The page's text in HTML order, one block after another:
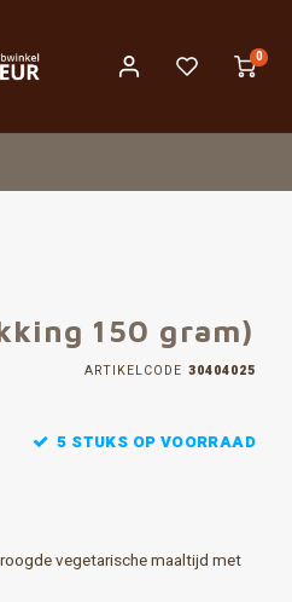
0
150 gram)
ARTIKELCODE 30404025
5 STUKS OP VOORRAAD
vegetarische maaltijd met